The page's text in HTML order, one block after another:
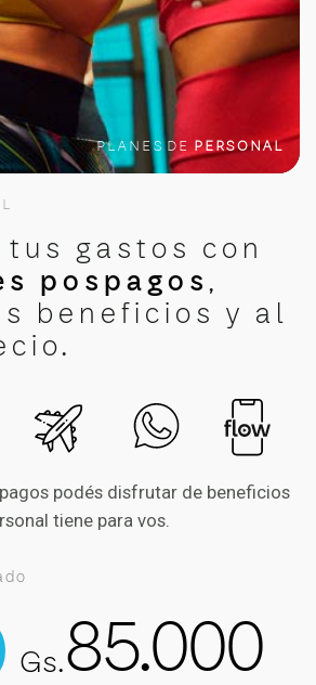
PLANES DE PERSONAL
gastos con
pospagos ,
beneficios y al
podés disfrutar de beneficios
tiene para vos.
Gs.85.000